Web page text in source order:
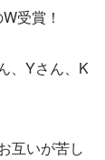
受賞！
、Yさん、K
互いが苦し